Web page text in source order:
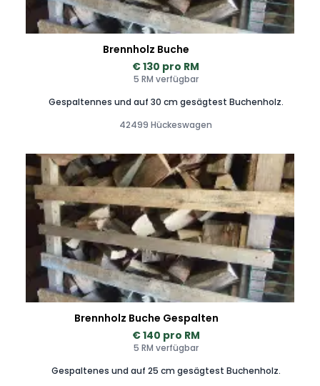
Brennholz Buche
€ 130 pro RM
5 RM verfügbar
Gespaltennes und auf 30 cm gesägtest Buchenholz.
42499 Hückeswagen
Brennholz Buche Gespalten
€ 140 pro RM
5 RM verfügbar
Gespaltenes und auf 25 cm gesägtest Buchenholz.